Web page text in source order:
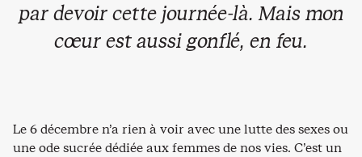
par devoir cette journée-là. Mais mon
cœur est aussi gonflé, en feu.
Le 6 décembre n’a rien à voir avec une lutte des sexes ou
une ode sucrée dédiée aux femmes de nos vies. C’est un